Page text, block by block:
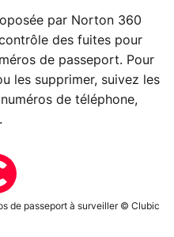
par Norton 360
des fuites pour
de passeport. Pour
les supprimer, suivez les
de téléphone,
de passeport à surveiller © Clubic